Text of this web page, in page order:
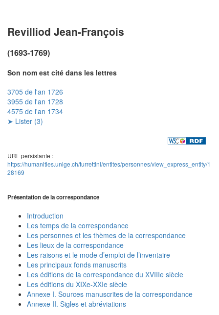
Revilliod Jean-François
(1693-1769)
Son nom est cité dans les lettres
3705 de l'an 1726
3955 de l'an 1728
4575 de l'an 1734
➤ Lister (3)
URL persistante :
https://humanities.unige.ch/turrettini/entites/personnes/view_express_entity/1
28169
Présentation de la correspondance
Introduction
Les temps de la correspondance
Les personnes et les thèmes de la correspondance
Les lieux de la correspondance
Les raisons et le mode d’emploi de l’inventaire
Les principaux fonds manuscrits
Les éditions de la correspondance du XVIIIe siècle
Les éditions du XIXe-XXIe siècle
Annexe I. Sources manuscrites de la correspondance
Annexe II. Sigles et abréviations